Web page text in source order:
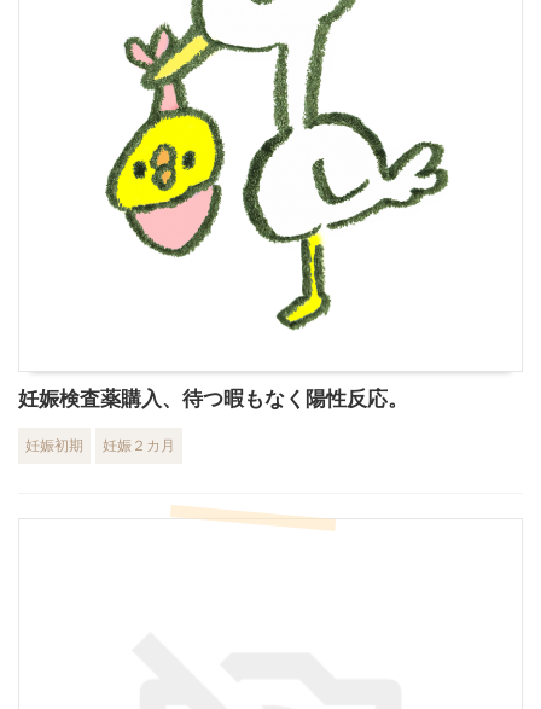
妊娠検査薬購入、待つ暇もなく陽性反応。
妊娠初期 妊娠２カ月